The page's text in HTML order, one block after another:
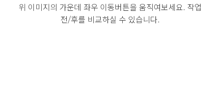
위 이미지의 가운데 좌우 이동버튼을 움직여보세요. 작업
전/후를 비교하실 수 있습니다.